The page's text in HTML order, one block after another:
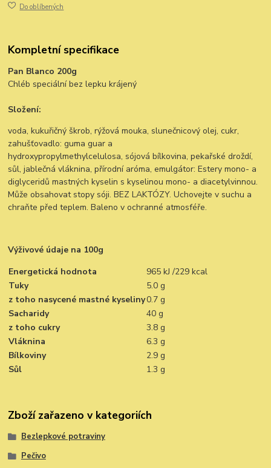
Do oblíbených
Kompletní specifikace
Pan Blanco 200g
Chléb speciální bez lepku krájený
Složení:
voda, kukuřičný škrob, rýžová mouka, slunečnicový olej, cukr,
zahušťovadlo: guma guar a
hydroxypropylmethylcelulosa, sójová bílkovina, pekařské droždí,
sůl, jablečná vláknina, přírodní aróma, emulgátor: Estery mono- a
diglyceridů mastných kyselin s kyselinou mono- a diacetylvinnou.
Může obsahovat stopy sóji. BEZ LAKTÓZY. Uchovejte v suchu a
chraňte před teplem. Baleno v ochranné atmosféře.
Výživové údaje na 100g
Energetická hodnota
965 kJ /229 kcal
Tuky
5.0 g
z toho nasycené mastné kyseliny0.7 g
Sacharidy
40 g
z toho cukry
3.8 g
Vláknina
6.3 g
Bílkoviny
2.9 g
Sůl
1.3 g
Zboží zařazeno v kategoriích
Bezlepkové potraviny
Pečivo